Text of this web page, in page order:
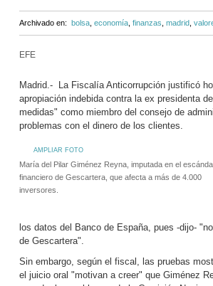
Archivado en: bolsa economía finanzas madrid
EFE
Madrid.- La Fiscalía Anticorrupción justificó
apropiación indebida contra la ex presidenta
medidas" como miembro del consejo de
problemas con el dinero de los clientes.
AMPLIAR FOTO
María del Pilar Giménez Reyna, imputada en el
financiero de Gescartera, que afecta a más de 4.000
inversores.
los datos del Banco de España, pues -dijo-
de Gescartera".
Sin embargo, según el fiscal, las pruebas
el juicio oral "motivan a creer" que Giménez